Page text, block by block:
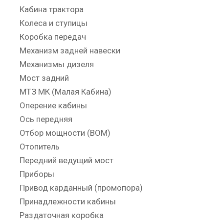
Кабина трактора
Колеса и ступицы
Коробка передач
Механизм задней навески
Механизмы дизеля
Мост задний
МТЗ МК (Малая Кабина)
Оперение кабины
Ось передняя
Отбор мощности (ВОМ)
Отопитель
Передний ведущий мост
Приборы
Привод карданный (промопора)
Принадлежности кабины
Раздаточная коробка